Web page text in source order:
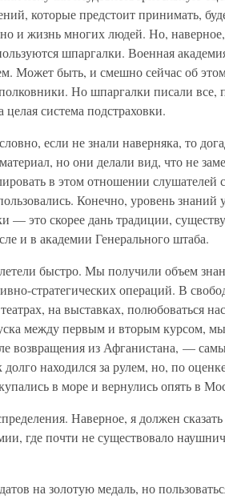
которые предстоит принимать,
и жизнь многих людей. Но,
шпаргалки. Военная
Может быть, и смешно сейчас об
Но шпаргалки писали все,
система подстраховки.
если не знали наверняка, то
но они делали вид, что не
в этом отношении слушателей
Конечно, уровень знаний
— это скорее дань традиции,
и в академии Генерального штаба.
быстро. Мы получили объем
стратегических операций. В
на выставках, полюбоваться
между первым и вторым курсом,
возвращения из Афганистана, —
находился за рулем, но, по
в море и вернулись опять в
Наверное, я должен
где почти не существовало
на золотую медаль, но